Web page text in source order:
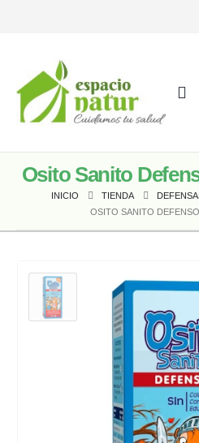
Osito Sanito
INICIO TIENDA
OSITO SANITO